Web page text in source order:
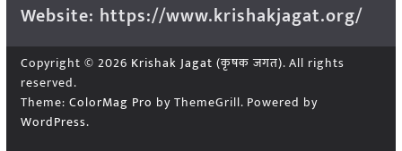
Website: https://www.krishakjagat.org/
Copyright © 2026 Krishak Jagat (कृषक जगत). All rights
reserved.
Theme: ColorMag Pro by ThemeGrill. Powered by
WordPress.